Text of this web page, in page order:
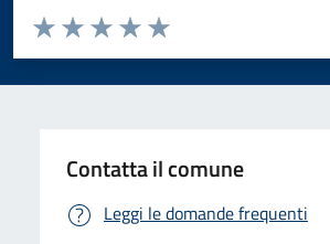
Domanda
Valuta da 1 a 5 stelle la pagina
Valuta 5 stelle su 5
Valuta 4 stelle su 5
Valuta 3 stelle su 5
Valuta 2 stelle su 5
Valuta 1 stelle su 5
Contatta il comune
Leggi le domande frequenti